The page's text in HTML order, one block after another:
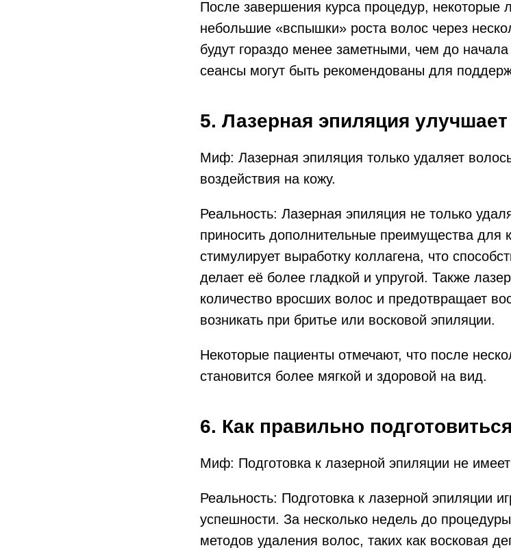
После завершения курса процедур, некоторые
небольшие «вспышки» роста волос через
будут гораздо менее заметными, чем до
сеансы могут быть рекомендованы для
5. Лазерная эпиляция
Миф: Лазерная эпиляция только удаляет
воздействия на кожу.
Реальность: Лазерная эпиляция не только
приносить дополнительные преимущества для
стимулирует выработку коллагена, что
делает её более гладкой и упругой. Также
количество вросших волос и предотвращает
возникать при бритье или восковой эпиляции.
Некоторые пациенты отмечают, что после
становится более мягкой и здоровой на вид.
6. Как правильно
Миф: Подготовка к лазерной эпиляции не
Реальность: Подготовка к лазерной эпиляции
успешности. За несколько недель до
методов удаления волос, таких как восковая